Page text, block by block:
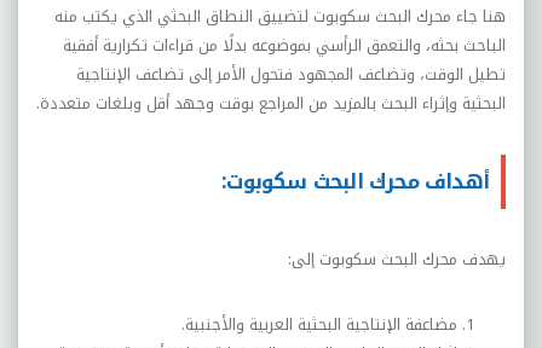
هنا جاء محرك البحث سكوبوت لتضييق النطاق البحثي الذي يكتب منه
الباحث بحثه، والتعمق الرأسي بموضوعه بدلًا من قراءات تكرارية أفقية
تطيل الوقت، وتضاعف المجهود فتحول الأمر إلى تضاعف الإنتاجية
البحثية وإثراء البحث بالمزيد من المراجع بوقت وجهد أقل وبلغات متعددة.
أهداف محرك البحث سكوبوت:
يهدف محرك البحث سكوبوت إلى:
مضاعفة الإنتاجية البحثية العربية والأجنبية.